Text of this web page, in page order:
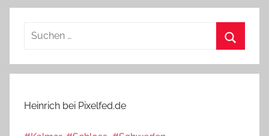
Suchen
Heinrich bei Pixelfed.de